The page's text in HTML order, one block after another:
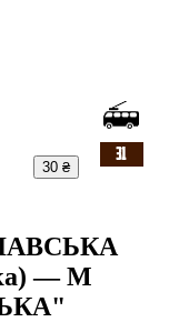
30 ₴
— М